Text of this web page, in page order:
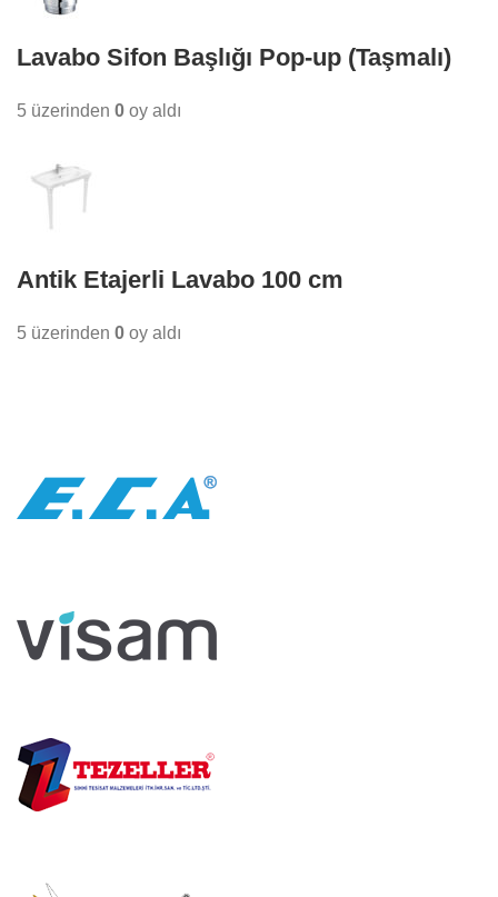
Lavabo Sifon Başlığı Pop-up (Taşmalı)
5 üzerinden 0 oy aldı
Antik Etajerli Lavabo 100 cm
5 üzerinden 0 oy aldı